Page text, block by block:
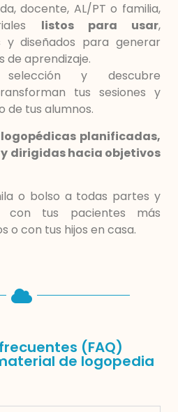
docente, AL/PT o familia,
listos para usar,
y diseñados para generar
de aprendizaje.
y descubre
tus sesiones y
de tus alumnos.
planificadas,
dirigidas hacia objetivos
o bolso a todas partes y
con tus pacientes más
o con tus hijos en casa.
(FAQ)
de logopedia